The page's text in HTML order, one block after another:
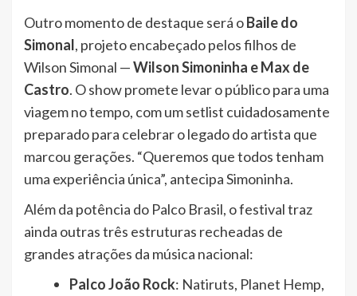
Outro momento de destaque será oBaile do
Simonal, projeto encabeçado pelos filhos de
Wilson Simonal —Wilson Simoninha e Max de
Castro. O show promete levar o público para uma
viagem no tempo, com um setlist cuidadosamente
preparado para celebrar o legado do artista que
marcou gerações. “Queremos que todos tenham
uma experiência única”, antecipa Simoninha.
Além da potência do Palco Brasil, o festival traz
ainda outras três estruturas recheadas de
grandes atrações da música nacional:
Palco João Rock: Natiruts, Planet Hemp,